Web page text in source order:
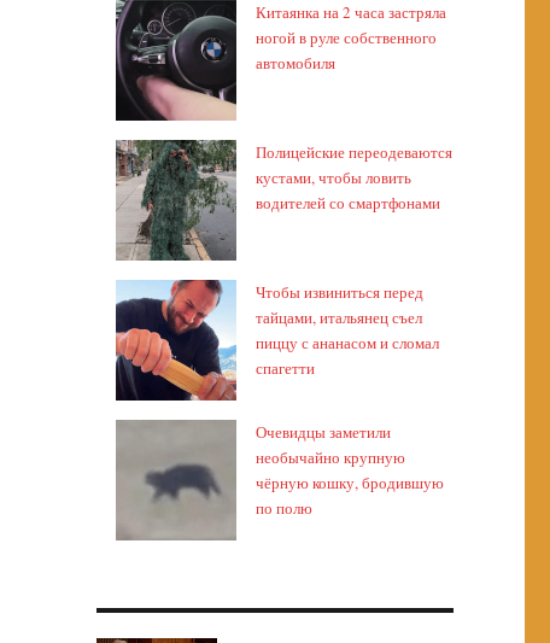
Китаянка на 2 часа застряла
ногой в руле собственного
автомобиля
Полицейские переодеваются
кустами, чтобы ловить
водителей со смартфонами
Чтобы извиниться перед
тайцами, итальянец съел
пиццу с ананасом и сломал
спагетти
Очевидцы заметили
необычайно крупную
чёрную кошку, бродившую
по полю